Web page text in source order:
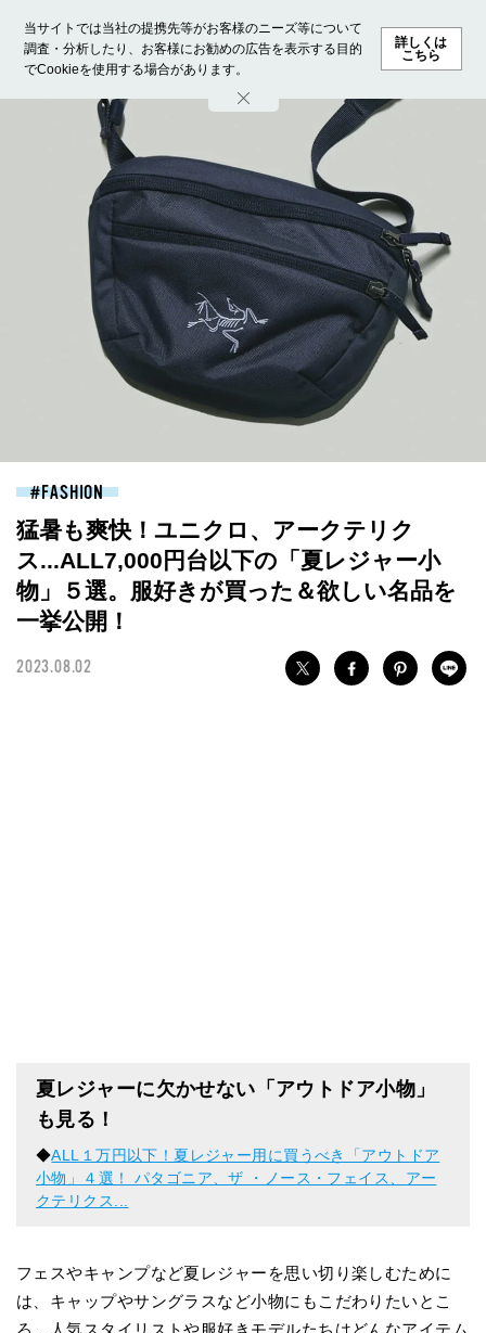
当サイトでは当社の提携先等がお客様のニーズ等について
調査・分析したり、お客様にお勧めの広告を表示する目的
でCookieを使用する場合があります。
詳しくは
こちら
ホーム モデル募集 ランキング ファッション ビューテ
FASHION
猛暑も爽快！ユニクロ、アークテリク
ス...ALL7,000円台以下の「夏レジャー小
物」５選。服好きが買った＆欲しい名品を
一挙公開！
2023.08.02
夏レジャーに欠かせない「アウトドア小物」
も見る！
◆ALL１万円以下！夏レジャー用に買うべき「アウトドア
小物」４選！ パタゴニア、ザ ・ノース・フェイス、アー
クテリクス...
フェスやキャンプなど夏レジャーを思い切り楽しむために
は、キャップやサングラスなど小物にもこだわりたいとこ
ろ。人気スタイリストや服好きモデルたちはどんなアイテム